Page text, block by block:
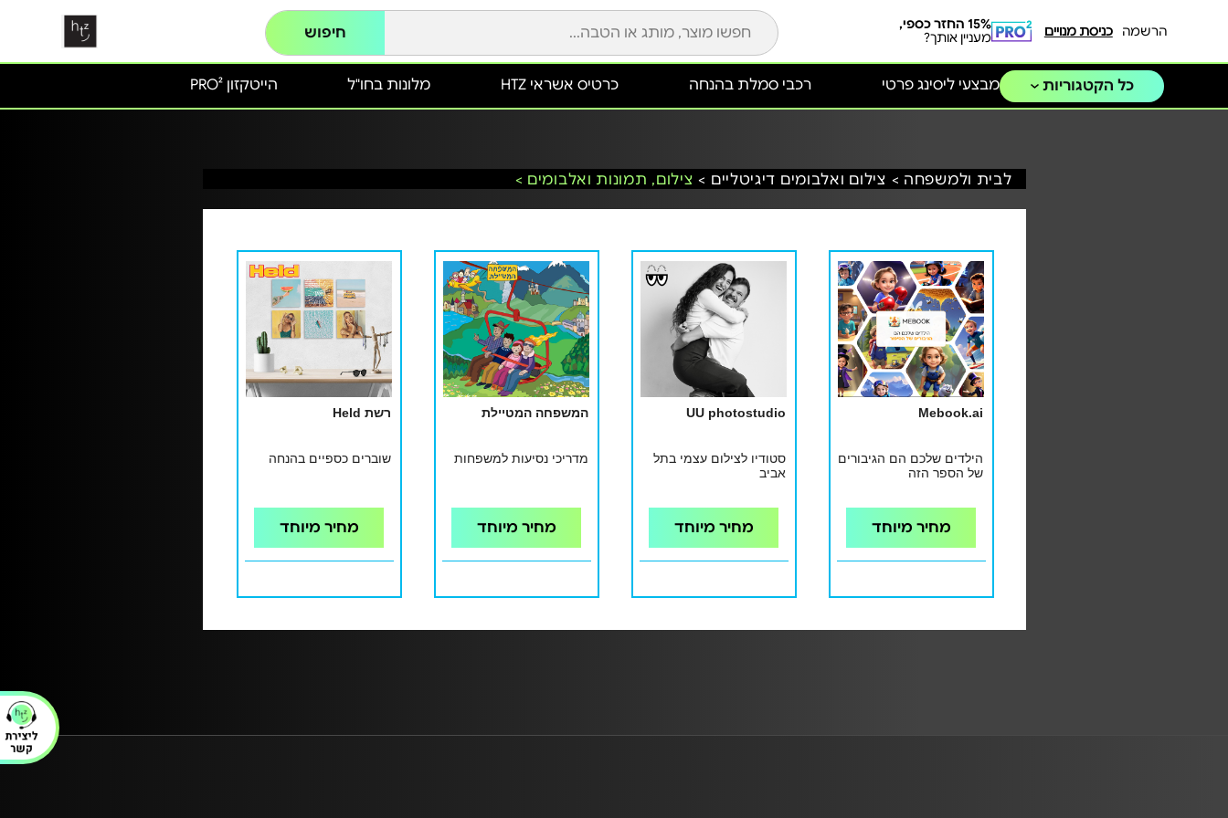
הרשמה כניסת מנויים
15% החזר כספי,
מעניין אותך?
חיפוש
כל הקטגוריות הייטקזון PRO² מלונות בחו"ל כרטיס אשראי HTZ מבצעי ליסינג פרטי רכבי סמלת בהנחה
לבית ולמשפחה > צילום ואלבומים דיגיטליים > צילום, תמונות ואלבומים >
Mebook.ai
הילדים שלכם הם הגיבורים
של הספר הזה
מחיר מיוחד
UU photostudio
סטודיו לצילום עצמי בתל
אביב
מחיר מיוחד
המשפחה המטיילת
מדריכי נסיעות למשפחות
מחיר מיוחד
רשת Held
שוברים כספיים בהנחה
מחיר מיוחד